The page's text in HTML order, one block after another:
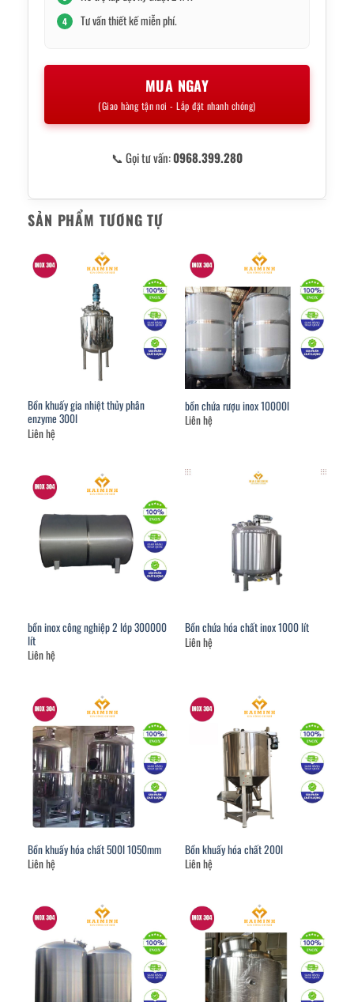
4 Tư vấn thiết kế miễn phí.
MUA NGAY
(Giao hàng tận nơi - Lắp đặt nhanh chóng)
📞 Gọi tư vấn:0968.399.280
SẢN PHẨM TƯƠNG TỰ
Bồn khuấy gia nhiệt thủy phân
enzyme 300l
Liên hệ
bồn chứa rượu inox 10000l
Liên hệ
bồn inox công nghiệp 2 lớp 300000
lít
Liên hệ
Bồn chứa hóa chất inox 1000 lít
Liên hệ
Bồn khuấy hóa chất 500l 1050mm
Liên hệ
Bồn khuấy hóa chất 200l
Liên hệ